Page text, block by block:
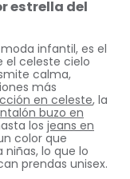
estrella del
infantil, es el
el celeste cielo
calma,
más
en celeste, la
buzo en
los jeans en
color que
lo que lo
prendas unisex.